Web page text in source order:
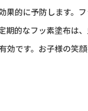
果的に予防します。
期的なフッ素塗布は
効です。お子様の笑